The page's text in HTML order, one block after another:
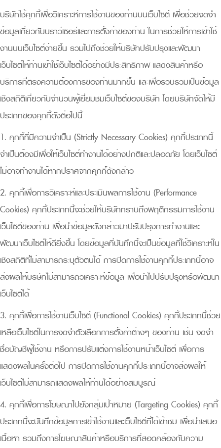
บริษัทใช้คุกกี้เพื่อวิเคราะห์การใช้งานของท่านบนเว็บไซต์ เพื่อช่วยจดจำ
ข้อมูลเกี่ยวกับบราว์เซอร์และการตั้งค่าของท่าน ในการช่วยให้การเข้าใช้
งานบนเว็บไซต์ง่ายขึ้น รวมไปถึงช่วยให้บริษัทปรับปรุงและพัฒนา
เว็บไซต์ให้ท่านเข้าใช้เว็บไซต์ได้อย่างมีประสิทธิภาพ แสดงสินค้าหรือ
บริการที่ตรงความต้องการของท่านมากขึ้น และเพื่อรวบรวมเป็นข้อมูล
เชิงสถิติเกี่ยวกับจำนวนผู้เยี่ยมชมเว็บไซต์ของบริษัท โดยบริษัทจัดให้มี
ประเภทของคุกกี้ดังต่อไปนี้
1. คุกกี้ที่มีความจำเป็น (Strictly Necessary Cookies) คุกกี้ประเภทนี้
จำเป็นต้องมีเพื่อให้เว็บไซต์ทำงานได้อย่างปกติและปลอดภัย โดยเว็บไซต์
ไม่อาจทำงานได้หากปราศจากคุกกี้ดังกล่าว
2. คุกกี้เพื่อการวิเคราะห์และประเมินผลการใช้งาน (Performance
Cookies) คุกกี้ประเภทนี้จะช่วยให้บริษัททราบถึงพฤติกรรมการใช้งาน
เว็บไซต์ของท่าน เพื่อนำข้อมูลดังกล่าวมาปรับปรุงการทำงานและ
พัฒนาเว็บไซต์ให้ดียิ่งขึ้น โดยข้อมูลที่บันทึกนี้จะเป็นข้อมูลที่ใช้วิเคราะห์ใน
เชิงสถิติที่ไม่สามารถระบุตัวตนได้ การปิดการใช้งานคุกกี้ประเภทนี้อาจ
ส่งผลให้บริษัทไม่สามารถวิเคราะห์ข้อมูล เพื่อนำไปปรับปรุงหรือพัฒนา
เว็บไซต์ได้
3. คุกกี้เพื่อการใช้งานเว็บไซต์ (Functional Cookies) คุกกี้ประเภทนี้ช่วย
เหลือเว็บไซต์ในการจดจำตัวเลือกการตั้งค่าต่างๆ ของท่าน เช่น จดจำ
ชื่อบัญชีผู้ใช้งาน หรือการปรับแต่งการใช้งานหน้าเว็บไซต์ เพื่อการ
แสดงผลในครั้งต่อไป การปิดการใช้งานคุกกี้ประเภทนี้อาจส่งผลให้
เว็บไซต์ไม่สามารถแสดงผลให้ท่านได้อย่างสมบูรณ์
4. คุกกี้เพื่อการโฆษณาไปยังกลุ่มเป้าหมาย (Targeting Cookies) คุกกี้
ประเภทนี้จะบันทึกข้อมูลการเข้าใช้งานและเว็บไซต์ที่ได้เข้าชม เพื่อนำเสนอ
เนื้อหา รวมถึงการโฆษณาสินค้าหรือบริการที่สอดคล้องกับความ